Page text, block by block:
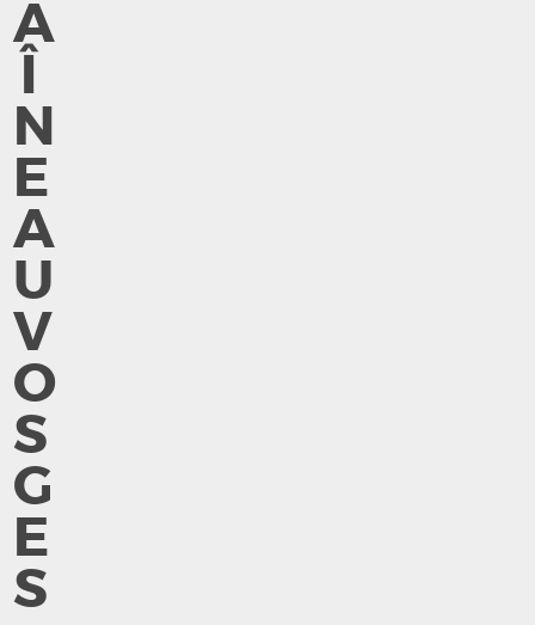
A
Î
N
E
A
U
V
O
S
G
E
S